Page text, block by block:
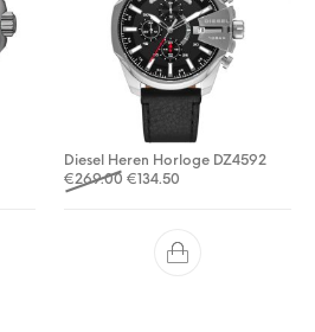
Diesel Heren Horloge DZ4592
€269.00 Oorspronkelijke prijs was:
€ 134.50